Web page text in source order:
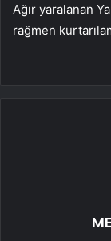
Ağır yaralanan
rağmen